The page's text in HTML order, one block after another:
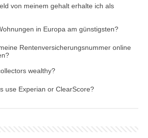
von meinem gehalt erhalte ich als
in Europa am günstigsten?
Rentenversicherungsnummer online
wealthy?
use Experian or ClearScore?